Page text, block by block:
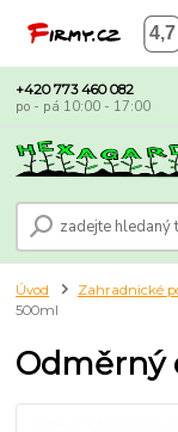
+420 773 460 082
po - pá 10:00 - 17:00
Úvod Zahradnické
500ml
Odměrný